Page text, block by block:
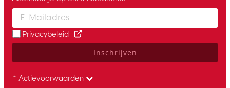
Enter your email and accept the privacy policy to subscribe to
Privacybeleid
Inschrijven
* Actievoorwaarden